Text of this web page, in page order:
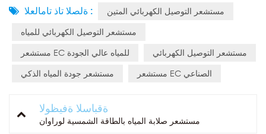
ةلصلا تاذ تامالعلا : مستشعر التوصيل الكهربائي المتين
مستشعر التوصيل الكهربائي للمياه
مستشعر EC للمياه عالي الجودة مستشعر التوصيل الكهربائي
مستشعر جودة المياه الذكي مستشعر EC الصناعي
ةقباسلا ةفيظولا
مستشعر صلابة المياه بالطاقة الشمسية لوراوان